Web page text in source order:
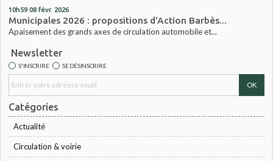
10h59 08 févr. 2026
Municipales 2026 : propositions d'Action Barbès...
Apaisement des grands axes de circulation automobile et...
Newsletter
S'INSCRIRE SE DÉSINSCRIRE
Catégories
Actualité
Circulation & voirie